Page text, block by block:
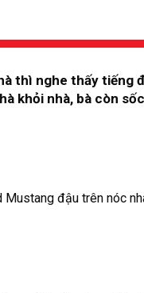
thì nghe thấy tiếng
khỏi nhà, bà còn